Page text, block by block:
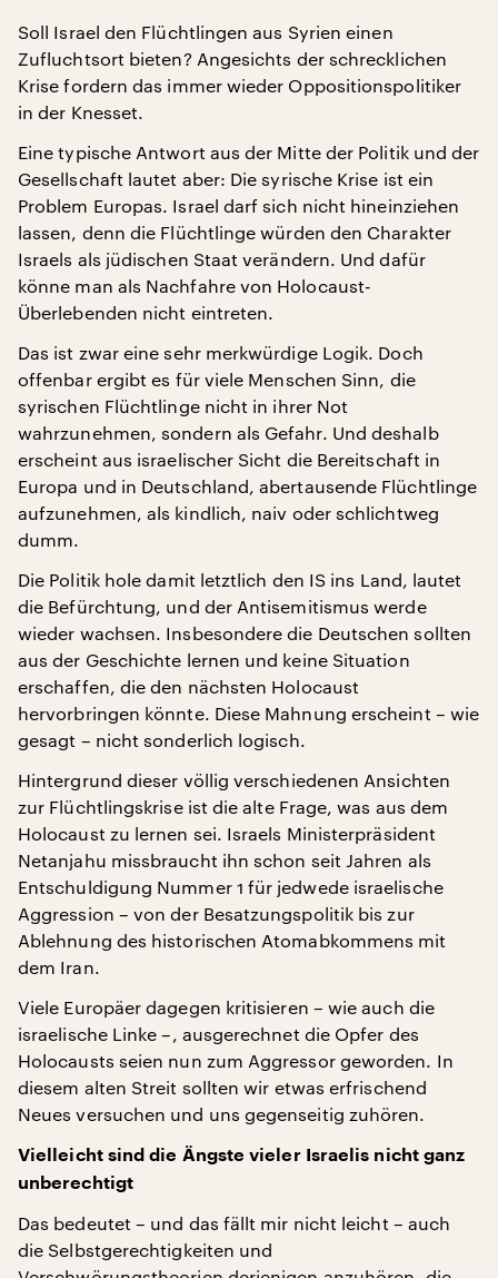
Soll Israel den Flüchtlingen aus Syrien einen
Zufluchtsort bieten? Angesichts der schrecklichen
Krise fordern das immer wieder Oppositionspolitiker
in der Knesset.
Eine typische Antwort aus der Mitte der Politik und der
Gesellschaft lautet aber: Die syrische Krise ist ein
Problem Europas. Israel darf sich nicht hineinziehen
lassen, denn die Flüchtlinge würden den Charakter
Israels als jüdischen Staat verändern. Und dafür
könne man als Nachfahre von Holocaust-
Überlebenden nicht eintreten.
Das ist zwar eine sehr merkwürdige Logik. Doch
offenbar ergibt es für viele Menschen Sinn, die
syrischen Flüchtlinge nicht in ihrer Not
wahrzunehmen, sondern als Gefahr. Und deshalb
erscheint aus israelischer Sicht die Bereitschaft in
Europa und in Deutschland, abertausende Flüchtlinge
aufzunehmen, als kindlich, naiv oder schlichtweg
dumm.
Die Politik hole damit letztlich den IS ins Land, lautet
die Befürchtung, und der Antisemitismus werde
wieder wachsen. Insbesondere die Deutschen sollten
aus der Geschichte lernen und keine Situation
erschaffen, die den nächsten Holocaust
hervorbringen könnte. Diese Mahnung erscheint – wie
gesagt – nicht sonderlich logisch.
Hintergrund dieser völlig verschiedenen Ansichten
zur Flüchtlingskrise ist die alte Frage, was aus dem
Holocaust zu lernen sei. Israels Ministerpräsident
Netanjahu missbraucht ihn schon seit Jahren als
Entschuldigung Nummer 1 für jedwede israelische
Aggression – von der Besatzungspolitik bis zur
Ablehnung des historischen Atomabkommens mit
dem Iran.
Viele Europäer dagegen kritisieren – wie auch die
israelische Linke –, ausgerechnet die Opfer des
Holocausts seien nun zum Aggressor geworden. In
diesem alten Streit sollten wir etwas erfrischend
Neues versuchen und uns gegenseitig zuhören.
Vielleicht sind die Ängste vieler Israelis nicht ganz
unberechtigt
Das bedeutet – und das fällt mir nicht leicht – auch
die Selbstgerechtigkeiten und